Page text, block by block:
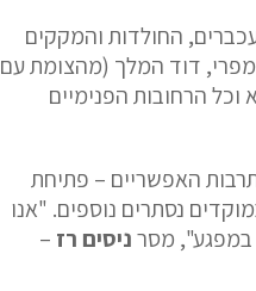
החולדות והמקקים
דוד המלך (מהצומת עם
וכל הרחובות הפנימיים
האפשריים – פתיחת
נסתרים נוספים. "אנו
במפגע", מסרניסים רז –